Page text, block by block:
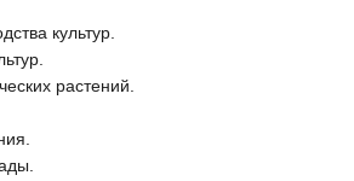
культур.
растений.